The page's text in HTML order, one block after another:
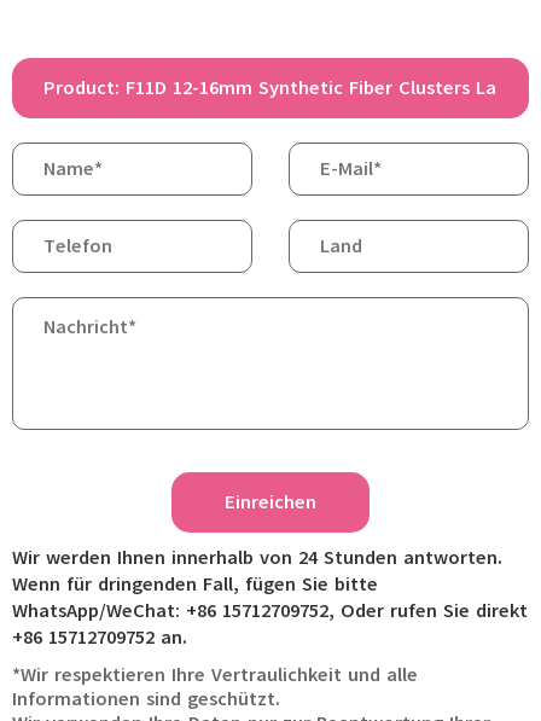
Einreichen
Wir werden Ihnen innerhalb von 24 Stunden antworten.
Wenn für dringenden Fall, fügen Sie bitte
WhatsApp/WeChat: +86 15712709752, Oder rufen Sie direkt
+86 15712709752 an.
*Wir respektieren Ihre Vertraulichkeit und alle
Informationen sind geschützt.